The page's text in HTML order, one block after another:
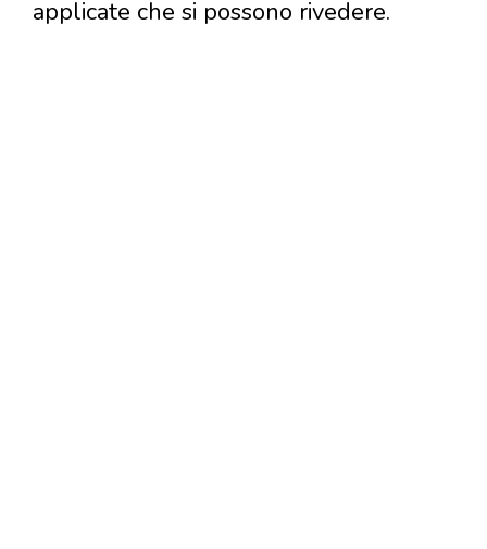
applicate che si possono rivedere.